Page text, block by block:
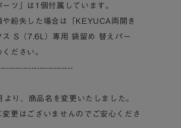
ツ」は1個付属しています。
や紛失した場合は「KEYUCA両開き
ス S（7.6L）専用 袋留め 替えパー
ださい。
り、商品名を変更いたしました。
変更はございませんのでご安心くださ